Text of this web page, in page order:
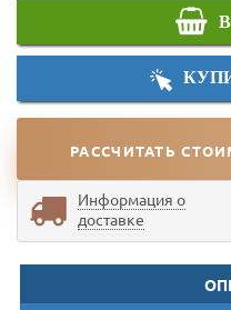
РАССЧИТАТЬ
Информация о
доставке